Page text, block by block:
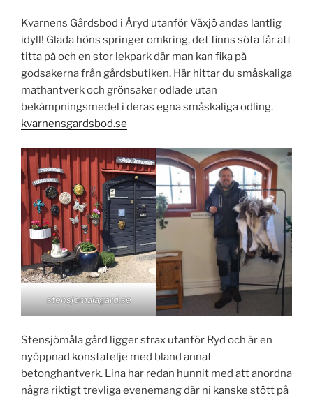
Kvarnens Gårdsbod i Åryd utanför Växjö andas lantlig
idyll! Glada höns springer omkring, det finns söta får att
titta på och en stor lekpark där man kan fika på
godsakerna från gårdsbutiken. Här hittar du småskaliga
mathantverk och grönsaker odlade utan
bekämpningsmedel i deras egna småskaliga odling.
kvarnensgardsbod.se
stensjomalagard.se
Stensjömåla gård ligger strax utanför Ryd och är en
nyöppnad konstatelje med bland annat
betonghantverk. Lina har redan hunnit med att anordna
några riktigt trevliga evenemang där ni kanske stött på